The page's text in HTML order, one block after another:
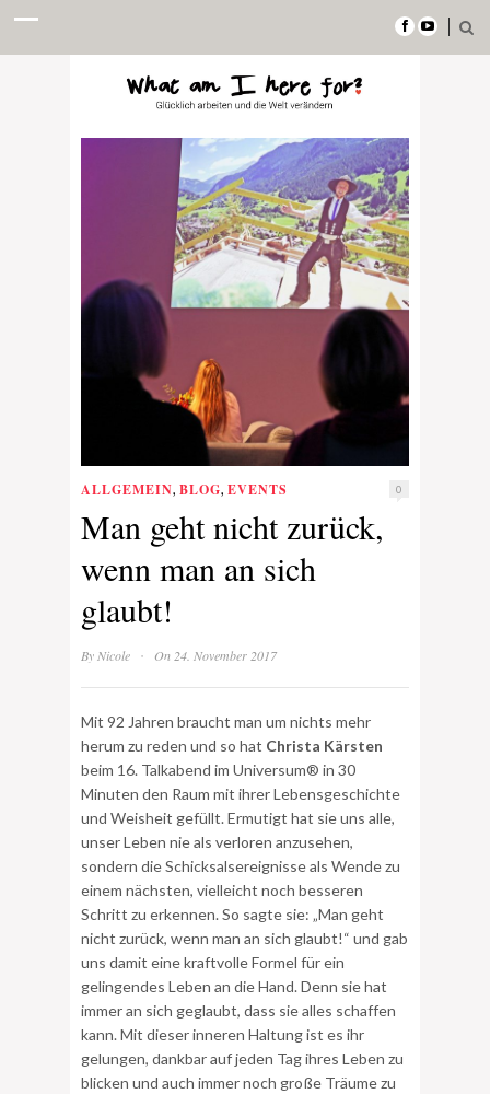
ALLGEMEIN, BLOG, EVENTS 0
Man geht nicht zurück,
wenn man an sich
glaubt!
By Nicole · On 24. November 2017
Mit 92 Jahren braucht man um nichts mehr
herum zu reden und so hat Christa Kärsten
beim 16. Talkabend im Universum® in 30
Minuten den Raum mit ihrer Lebensgeschichte
und Weisheit gefüllt. Ermutigt hat sie uns alle,
unser Leben nie als verloren anzusehen,
sondern die Schicksalsereignisse als Wende zu
einem nächsten, vielleicht noch besseren
Schritt zu erkennen.So sagte sie: „Man geht
nicht zurück, wenn man an sich glaubt!“ und gab
uns damit eine kraftvolle Formel für ein
gelingendes Leben an die Hand. Denn sie hat
immer an sich geglaubt, dass sie alles schaffen
kann. Mit dieser inneren Haltung ist es ihr
gelungen, dankbar auf jeden Tag ihres Leben zu
blicken und auch immer noch große Träume zu